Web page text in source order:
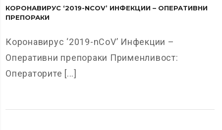
КОРОНАВИРУС ‘2019-NCOV’ ИНФЕКЦИИ – ОПЕРАТИВНИ
ПРЕПОРАКИ
Коронавирус ‘2019-nCoV’ Инфекции –
Оперативни препораки Применливост:
Oператорите [...]